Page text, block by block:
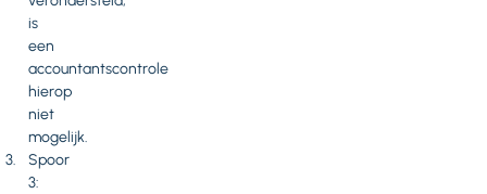
is
een
accountantscontrole
hierop
niet
mogelijk.
Spoor
3: